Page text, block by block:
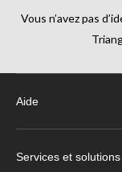
Vous n’avez pas
Aide
Services et solutions